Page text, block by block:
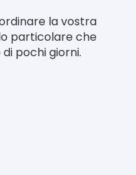
la vostra
particolare che
pochi giorni.